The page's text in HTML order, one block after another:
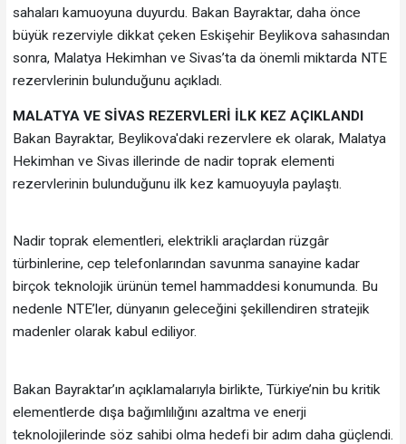
sahaları kamuoyuna duyurdu. Bakan Bayraktar, daha önce
büyük rezerviyle dikkat çeken Eskişehir Beylikova sahasından
sonra, Malatya Hekimhan ve Sivas’ta da önemli miktarda NTE
rezervlerinin bulunduğunu açıkladı.
MALATYA VE SİVAS REZERVLERİ İLK KEZ AÇIKLANDI
Bakan Bayraktar, Beylikova'daki rezervlere ek olarak, Malatya
Hekimhan ve Sivas illerinde de nadir toprak elementi
rezervlerinin bulunduğunu ilk kez kamuoyuyla paylaştı.
Nadir toprak elementleri, elektrikli araçlardan rüzgâr
türbinlerine, cep telefonlarından savunma sanayine kadar
birçok teknolojik ürünün temel hammaddesi konumunda. Bu
nedenle NTE’ler, dünyanın geleceğini şekillendiren stratejik
madenler olarak kabul ediliyor.
Bakan Bayraktar’ın açıklamalarıyla birlikte, Türkiye’nin bu kritik
elementlerde dışa bağımlılığını azaltma ve enerji
teknolojilerinde söz sahibi olma hedefi bir adım daha güçlendi.